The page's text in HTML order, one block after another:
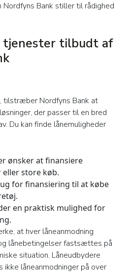
Nordfyns Bank stiller til rådighed
tjenester tilbudt af
tilstræber Nordfyns Bank at
der passer til en bred
Du kan finde lånemuligheder
ønsker at finansiere
store køb.
for finansiering til at købe
en praktisk mulighed for
at hver låneanmodning
lånebetingelser fastsættes på
situation. Låneudbydere
ikke låneanmodninger på over